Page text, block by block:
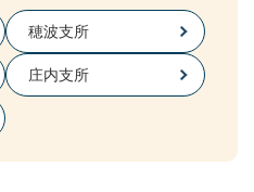
穂波支所
庄内支所